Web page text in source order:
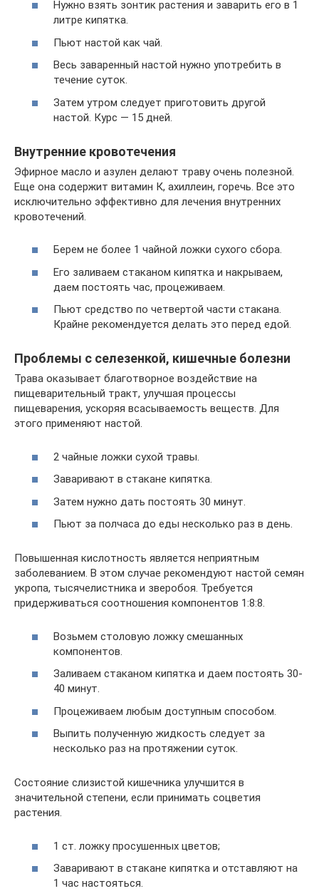
Нужно взять зонтик растения и заварить его в 1
литре кипятка.
Пьют настой как чай.
Весь заваренный настой нужно употребить в
течение суток.
Затем утром следует приготовить другой
настой. Курс — 15 дней.
Внутренние кровотечения
Эфирное масло и азулен делают траву очень полезной.
Еще она содержит витамин К, ахиллеин, горечь. Все это
исключительно эффективно для лечения внутренних
кровотечений.
Берем не более 1 чайной ложки сухого сбора.
Его заливаем стаканом кипятка и накрываем,
даем постоять час, процеживаем.
Пьют средство по четвертой части стакана.
Крайне рекомендуется делать это перед едой.
Проблемы с селезенкой, кишечные болезни
Трава оказывает благотворное воздействие на
пищеварительный тракт, улучшая процессы
пищеварения, ускоряя всасываемость веществ. Для
этого применяют настой.
2 чайные ложки сухой травы.
Заваривают в стакане кипятка.
Затем нужно дать постоять 30 минут.
Пьют за полчаса до еды несколько раз в день.
Повышенная кислотность является неприятным
заболеванием. В этом случае рекомендуют настой семян
укропа, тысячелистника и зверобоя. Требуется
придерживаться соотношения компонентов 1:8:8.
Возьмем столовую ложку смешанных
компонентов.
Заливаем стаканом кипятка и даем постоять 30-
40 минут.
Процеживаем любым доступным способом.
Выпить полученную жидкость следует за
несколько раз на протяжении суток.
Состояние слизистой кишечника улучшится в
значительной степени, если принимать соцветия
растения.
1 ст. ложку просушенных цветов;
Заваривают в стакане кипятка и отставляют на
1 час настояться.